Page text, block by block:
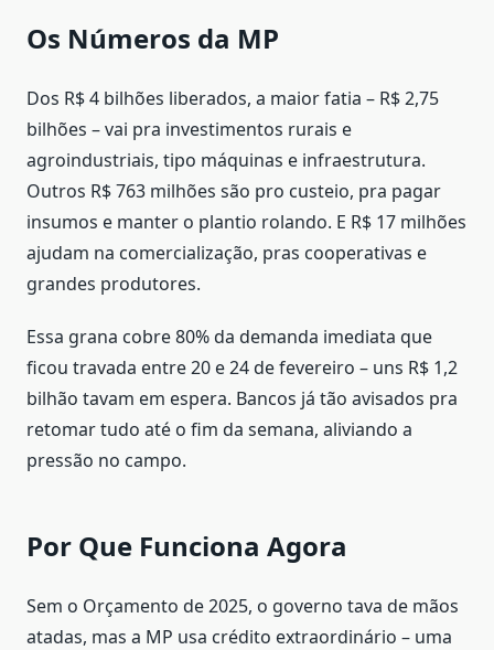
Os Números da MP
Dos R$ 4 bilhões liberados, a maior fatia – R$ 2,75
bilhões – vai pra investimentos rurais e
agroindustriais, tipo máquinas e infraestrutura.
Outros R$ 763 milhões são pro custeio, pra pagar
insumos e manter o plantio rolando. E R$ 17 milhões
ajudam na comercialização, pras cooperativas e
grandes produtores.
Essa grana cobre 80% da demanda imediata que
ficou travada entre 20 e 24 de fevereiro – uns R$ 1,2
bilhão tavam em espera. Bancos já tão avisados pra
retomar tudo até o fim da semana, aliviando a
pressão no campo.
Por Que Funciona Agora
Sem o Orçamento de 2025, o governo tava de mãos
atadas, mas a MP usa crédito extraordinário – uma